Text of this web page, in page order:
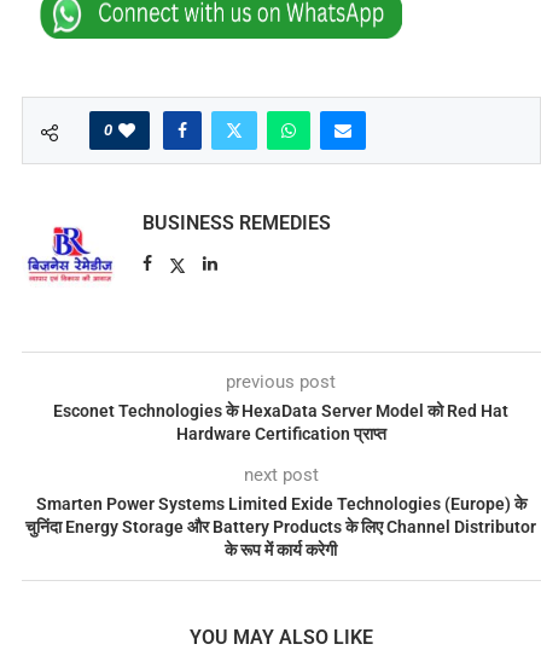
0
BUSINESS REMEDIES
previous post
Esconet Technologies के HexaData Server Model को Red Hat
Hardware Certification प्राप्त
next post
Smarten Power Systems Limited Exide Technologies (Europe) के
चुनिंदा Energy Storage और Battery Products के लिए Channel Distributor
के रूप में कार्य करेगी
YOU MAY ALSO LIKE